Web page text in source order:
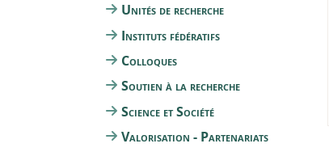
Unités de recherche
Instituts fédératifs
Colloques
Soutien à la recherche
Science et Société
Valorisation - Partenariats